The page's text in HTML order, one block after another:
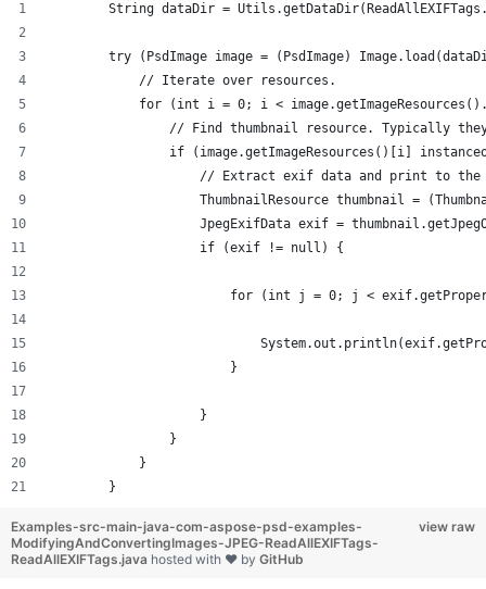
String dataDir =
try (PsdImage image = (PsdImage)
            // Iterate over resources.
for (int i = 0; i <
// Find thumbnail resource. Typically
if (image.getImageResources()[i]
// Extract exif data and print to the
ThumbnailResource thumbnail =
JpegExifData exif =
                    if (exif != null) {
for (int j = 0; j <
                        }
                    }
                }
            }
        }
view raw
Examples-src-main-java-com-aspose-psd-examples-
ModifyingAndConvertingImages-JPEG-ReadAllEXIFTags-
ReadAllEXIFTags.java hosted with ❤ by GitHub